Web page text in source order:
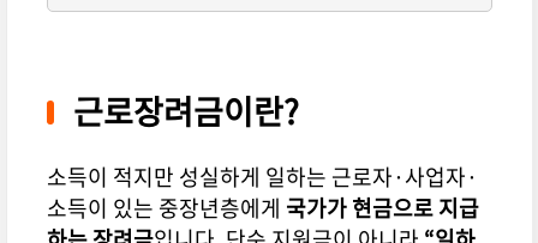
근로장려금이란?
소득이 적지만 성실하게 일하는 근로자·사업자·
소득이 있는 중장년층에게 국가가 현금으로 지급